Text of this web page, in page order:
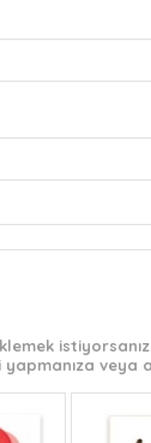
veya